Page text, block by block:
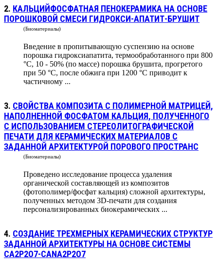
2. КАЛЬЦИЙФОСФАТНАЯ ПЕНОКЕРАМИКА НА ОСНОВЕ
ПОРОШКОВОЙ СМЕСИ ГИДРОКСИ-АПАТИТ-БРУШИТ
(Биоматериалы)
Введение в пропитывающую суспензию на основе
порошка гидроксиапатита, термообработанного при 800
°С, 10 - 50% (по массе) порошка брушита, прогретого
при 50 °С, после обжига при 1200 °С приводит к
частичному ...
3. СВОЙСТВА КОМПОЗИТА С ПОЛИМЕРНОЙ МАТРИЦЕЙ,
НАПОЛНЕННОЙ ФОСФАТОМ КАЛЬЦИЯ, ПОЛУЧЕННОГО
С ИСПОЛЬЗОВАНИЕМ СТЕРЕОЛИТОГРАФИЧЕСКОЙ
ПЕЧАТИ ДЛЯ КЕРАМИЧЕСКИХ МАТЕРИАЛОВ С
ЗАДАННОЙ АРХИТЕКТУРОЙ ПОРОВОГО ПРОСТРАНС
(Биоматериалы)
Проведено исследование процесса удаления
органической составляющей из композитов
(фотополимер/фосфат кальция) сложной архитектуры,
полученных методом 3D-печати для создания
персонализированных биокерамических ...
4. СОЗДАНИЕ ТРЕХМЕРНЫХ КЕРАМИЧЕСКИХ СТРУКТУР
ЗАДАННОЙ АРХИТЕКТУРЫ НА ОСНОВЕ СИСТЕМЫ
CA2P2O7-CANA2P2O7